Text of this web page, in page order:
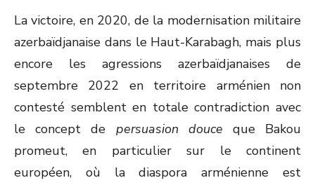
La victoire, en 2020, de la modernisation militaire
azerbaïdjanaise dans le Haut-Karabagh, mais plus
encore les agressions azerbaïdjanaises de
septembre 2022 en territoire arménien non
contesté semblent en totale contradiction avec
le concept de persuasion douce que Bakou
promeut, en particulier sur le continent
européen, où la diaspora arménienne est